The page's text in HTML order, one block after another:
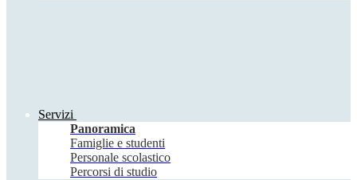
Servizi
Panoramica
Famiglie e studenti
Personale scolastico
Percorsi di studio